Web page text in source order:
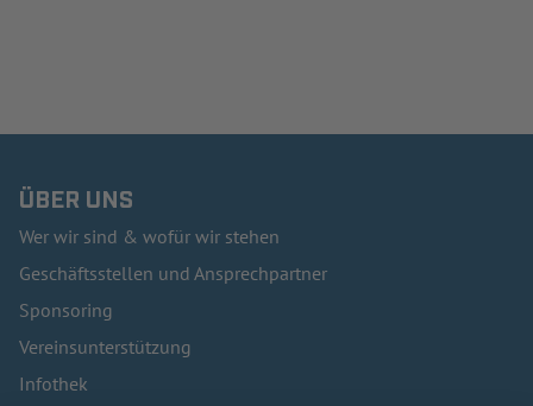
ÜBER UNS
Wer wir sind & wofür wir stehen
Geschäftsstellen und Ansprechpartner
Sponsoring
Vereinsunterstützung
Infothek